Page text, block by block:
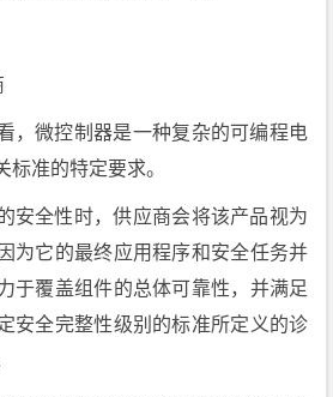
，微控制器是一种复杂的可编程电
标准的特定要求。
安全性时，供应商会将该产品视为
为它的最终应用程序和安全任务并
于覆盖组件的总体可靠性，并满足
安全完整性级别的标准所定义的诊